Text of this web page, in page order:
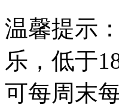
温馨提示
乐，低于
可每周末